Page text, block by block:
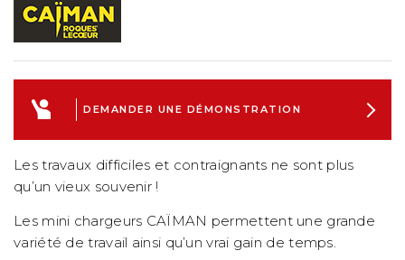
DEMANDER UNE DÉMONSTRATION
Les travaux difficiles et contraignants ne sont plus
qu’un vieux souvenir !
Les mini chargeurs CAÏMAN permettent une grande
variété de travail ainsi qu’un vrai gain de temps.